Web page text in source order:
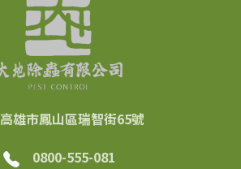
高雄市鳳山區瑞智街65號
0800-555-081